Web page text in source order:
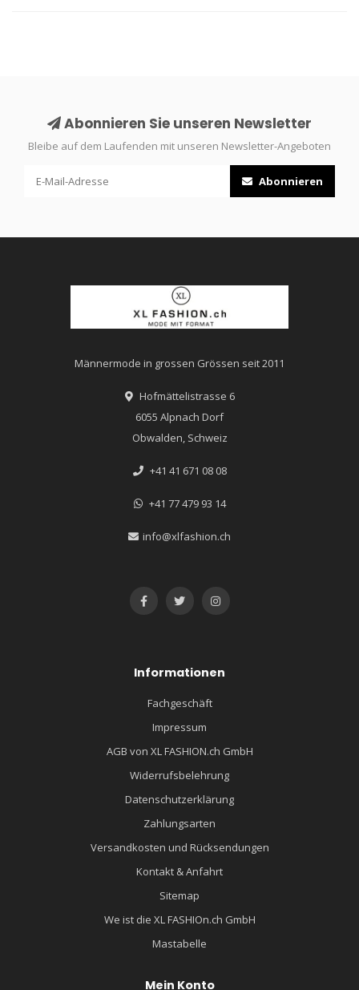
Abonnieren Sie unseren Newsletter
Bleibe auf dem Laufenden mit unseren Newsletter-Angeboten
Abonnieren
Männermode in grossen Grössen seit 2011
Hofmättelistrasse 6
6055 Alpnach Dorf
Obwalden, Schweiz
+41 41 671 08 08
+41 77 479 93 14
info@xlfashion.ch
Informationen
Fachgeschäft
Impressum
AGB von XL FASHION.ch GmbH
Widerrufsbelehrung
Datenschutzerklärung
Zahlungsarten
Versandkosten und Rücksendungen
Kontakt & Anfahrt
Sitemap
We ist die XL FASHIOn.ch GmbH
Mastabelle
Mein Konto